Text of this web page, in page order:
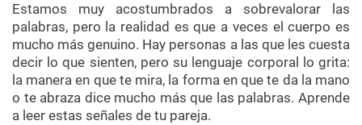
Estamos muy acostumbrados a sobrevalorar las
palabras, pero la realidad es que a veces el cuerpo es
mucho más genuino. Hay personas a las que les cuesta
decir lo que sienten, pero su lenguaje corporal lo grita:
la manera en que te mira, la forma en que te da la mano
o te abraza dice mucho más que las palabras. Aprende
a leer estas señales de tu pareja.